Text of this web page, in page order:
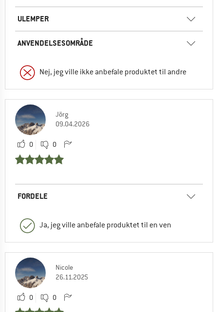
ULEMPER
ANVENDELSESOMRÅDE
Nej, jeg ville ikke anbefale produktet til andre
Jörg
09.04.2026
0 0
FORDELE
Ja, jeg ville anbefale produktet til en ven
Nicole
26.11.2025
0 0